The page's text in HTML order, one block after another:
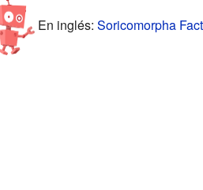
En inglés: Soricomorpha